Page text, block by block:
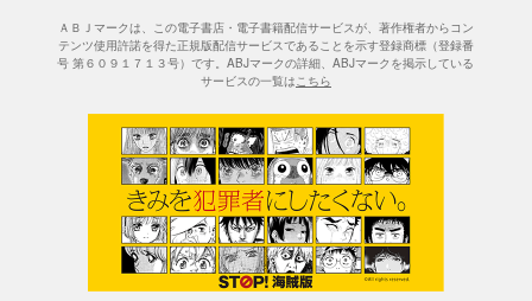
ＡＢＪマークは、この電子書店・電子書籍配信サービスが、著作権者からコン
テンツ使用許諾を得た正規版配信サービスであることを示す登録商標（登録番
号 第６０９１７１３号）です。ABJマークの詳細、ABJマークを掲示している
サービスの一覧はこちら